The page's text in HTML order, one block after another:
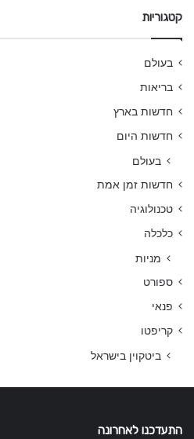
קטגוריות
בעולם
בריאות
חדשות בארץ
חדשות היום
בעולם
חדשות זמן אמת
טכנולוגיה
כלכלה
מניות
ספורט
פנאי
קריפטו
ביטקוין בישראל
התעדכנו לאחרונה